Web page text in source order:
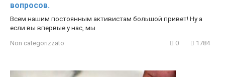
вопросов.
Всем нашим постоянным активистам большой привет! Ну а
если вы впервые у нас, мы
Non categorizzato 0 1784